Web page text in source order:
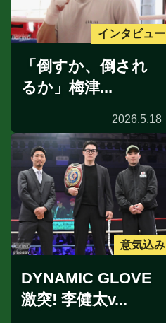
インタビュー
「倒すか、倒され
るか」梅津...
2026.5.18
意気込み
DYNAMIC GLOVE
激突! 李健太v...